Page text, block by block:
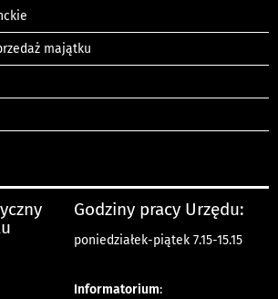
majątku
Godziny pracy Urzędu:
poniedziałek-piątek 7.15-15.15
Informatorium: